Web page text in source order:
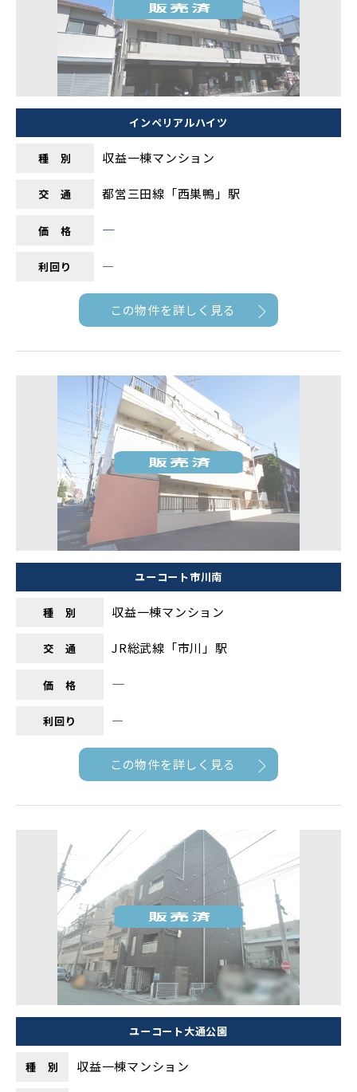
インペリアルハイツ
種 別 収益一棟マンション
交 通 都営三田線「西巣鴨」駅
価 格 ―
利回り ―
この物件を詳しく見る
ユーコート市川南
種 別 収益一棟マンション
交 通 JR総武線「市川」駅
価 格 ―
利回り ―
この物件を詳しく見る
ユーコート大通公園
種 別 収益一棟マンション